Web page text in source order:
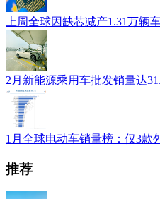
上周全球因缺芯减产1.31万辆
2月新能源乘用车批发销量达
1月全球电动车销量榜：仅3款
推荐